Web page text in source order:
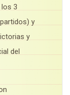
3
y
y
del